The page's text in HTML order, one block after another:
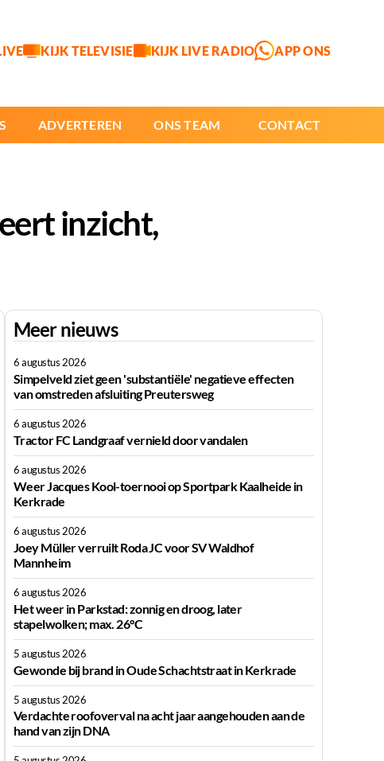
KIJK TELEVISIE KIJK LIVE RADIO APP ONS
ADVERTEREN ONS TEAM CONTACT
inzicht,
Meer nieuws
6 augustus 2026
Simpelveld ziet geen 'substantiële' negatieve effecten
van omstreden afsluiting Preutersweg
6 augustus 2026
Tractor FC Landgraaf vernield door vandalen
6 augustus 2026
Weer Jacques Kool-toernooi op Sportpark Kaalheide in
Kerkrade
6 augustus 2026
Joey Müller verruilt Roda JC voor SV Waldhof
Mannheim
6 augustus 2026
Het weer in Parkstad: zonnig en droog, later
stapelwolken; max. 26°C
5 augustus 2026
Gewonde bij brand in Oude Schachtstraat in Kerkrade
5 augustus 2026
Verdachte roofoverval na acht jaar aangehouden aan de
hand van zijn DNA